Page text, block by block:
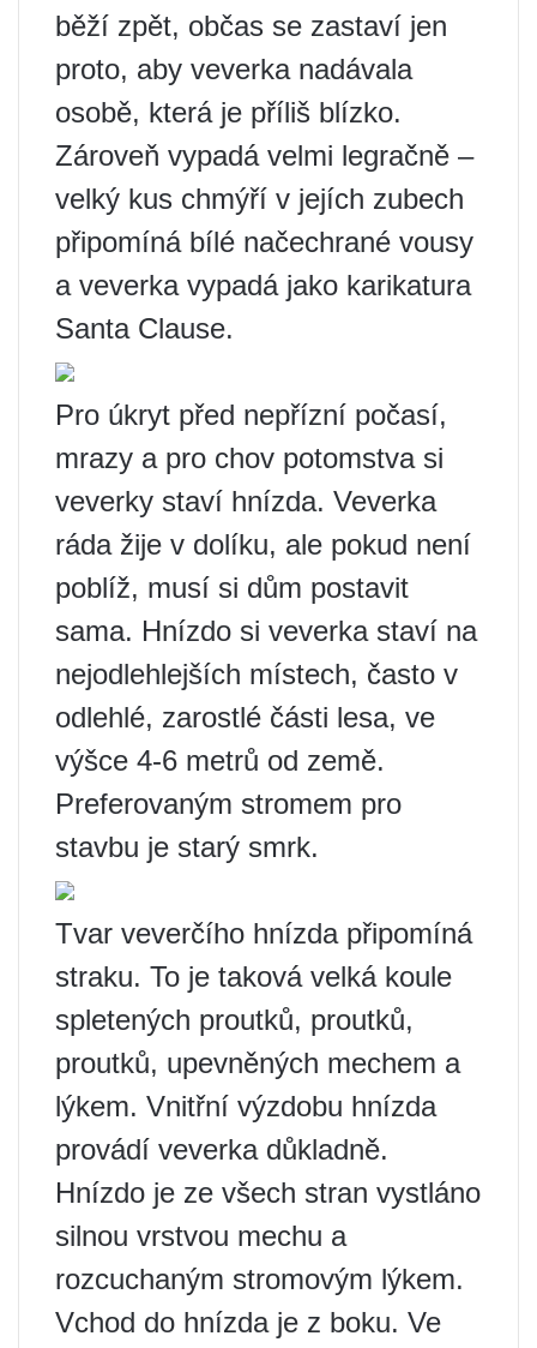
běží zpět, občas se zastaví jen
proto, aby veverka nadávala
osobě, která je příliš blízko.
Zároveň vypadá velmi legračně –
velký kus chmýří v jejích zubech
připomíná bílé načechrané vousy
a veverka vypadá jako karikatura
Santa Clause.
Pro úkryt před nepřízní počasí,
mrazy a pro chov potomstva si
veverky staví hnízda. Veverka
ráda žije v dolíku, ale pokud není
poblíž, musí si dům postavit
sama. Hnízdo si veverka staví na
nejodlehlejších místech, často v
odlehlé, zarostlé části lesa, ve
výšce 4-6 metrů od země.
Preferovaným stromem pro
stavbu je starý smrk.
Tvar veverčího hnízda připomíná
straku. To je taková velká koule
spletených proutků, proutků,
proutků, upevněných mechem a
lýkem. Vnitřní výzdobu hnízda
provádí veverka důkladně.
Hnízdo je ze všech stran vystláno
silnou vrstvou mechu a
rozcuchaným stromovým lýkem.
Vchod do hnízda je z boku. Ve